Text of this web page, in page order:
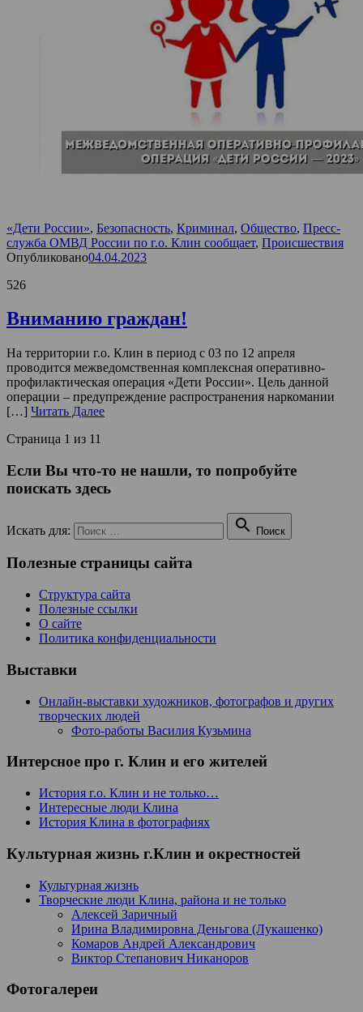
«Дети России», Безопасность, Криминал, Общество, Пресс-
служба ОМВД России по г.о. Клин сообщает, Происшествия
Опубликовано04.04.2023
526
Вниманию граждан!
На территории г.о. Клин в период с 03 по 12 апреля
проводится межведомственная комплексная оперативно-
профилактическая операция «Дети России». Цель данной
операции – предупреждение распространения наркомании
[…] Читать Далее
Страница 1 из 11
Если Вы что-то не нашли, то попробуйте
поискать здесь
Искать для:  Поиск
Полезные страницы сайта
Структура сайта
Полезные ссылки
О сайте
Политика конфиденциальности
Выставки
Онлайн-выставки художников, фотографов и других
творческих людей
Фото-работы Василия Кузьмина
Интерсное про г. Клин и его жителей
История г.о. Клин и не только…
Интересные люди Клина
История Клина в фотографиях
Культурная жизнь г.Клин и окрестностей
Культурная жизнь
Творческие люди Клина, района и не только
Алексей Заричный
Ирина Владимировна Деньгова (Лукашенко)
Комаров Андрей Александрович
Виктор Степанович Никаноров
Фотогалереи